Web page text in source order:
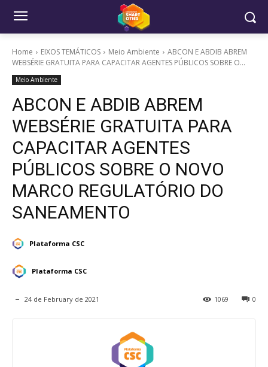
Home EIXOS TEMÁTICOS Meio Ambiente
ABCON E ABDIB ABREM
WEBSÉRIE GRATUITA PARA CAPACITAR AGENTES PÚBLICOS SOBRE O...
Meio Ambiente
ABCON E ABDIB ABREM
WEBSÉRIE GRATUITA PARA
CAPACITAR AGENTES
PÚBLICOS SOBRE O NOVO
MARCO REGULATÓRIO DO
SANEAMENTO
Plataforma CSC
Plataforma CSC
24 de February de 2021 0
1069